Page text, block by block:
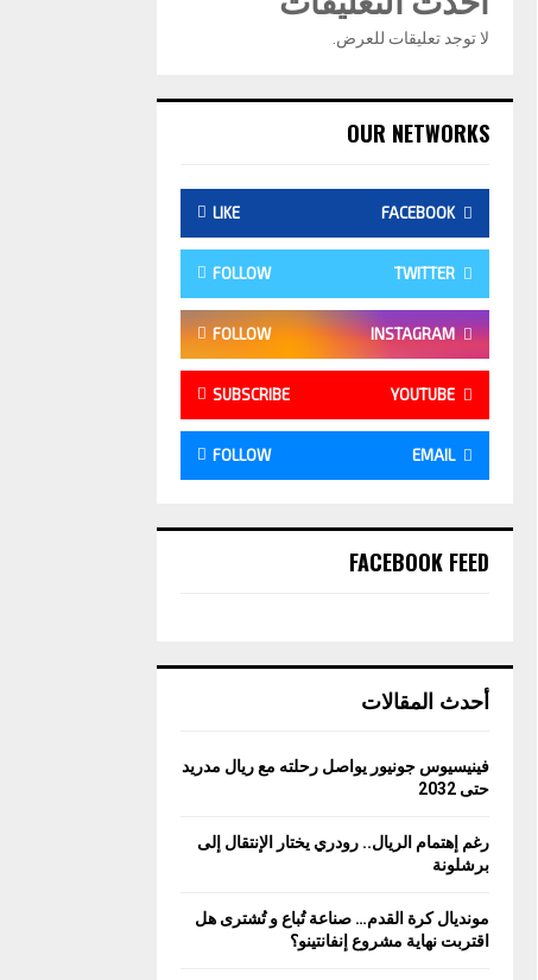
لا توجد تعليقات للعرض.
OUR NETWORKS
FACEBOOK
LIKE
TWITTER
FOLLOW
INSTAGRAM
FOLLOW
YOUTUBE
SUBSCRIBE
EMAIL
FOLLOW
FACEBOOK FEED
أحدث المقالات
فينيسيوس جونيور يواصل رحلته مع ريال مدريد
حتى 2032
رغم إهتمام الريال.. رودري يختار الإنتقال إلى
برشلونة
مونديال كرة القدم… صناعة تُباع و تُشترى هل
اقتربت نهاية مشروع إنفانتينو؟